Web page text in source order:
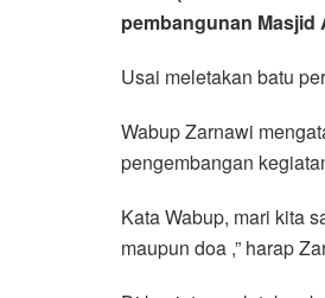
pembangunan Masjid
Usai meletakan batu
Wabup Zarnawi
pengembangan
Kata Wabup, mari kita
maupun doa ,” harap